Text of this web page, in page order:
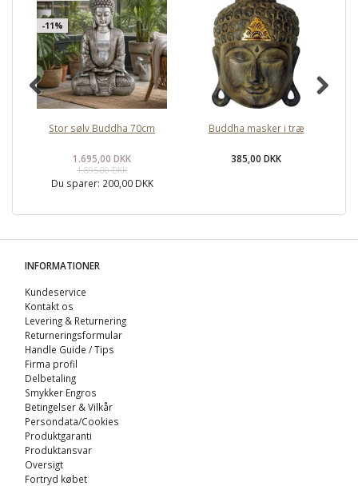
-11%
Stor sølv Buddha 70cm
1.695,00 DKK
1.895,00 DKK
Du sparer: 200,00 DKK
Buddha masker i træ
385,00 DKK
INFORMATIONER
Kundeservice
Kontakt os
Levering & Returnering
Returneringsformular
Handle Guide / Tips
Firma profil
Delbetaling
Smykker Engros
Betingelser & Vilkår
Persondata/Cookies
Produktgaranti
Produktansvar
Oversigt
Fortryd købet